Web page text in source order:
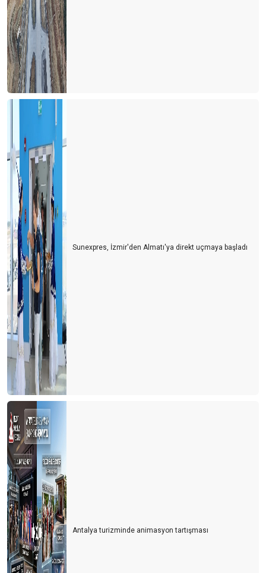
Sunexpres, İzmir'den Almatı'ya direkt uçmaya başladı
Antalya turizminde animasyon tartışması